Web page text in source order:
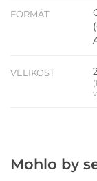
FORMÁT
VELIKOST
Mohlo by